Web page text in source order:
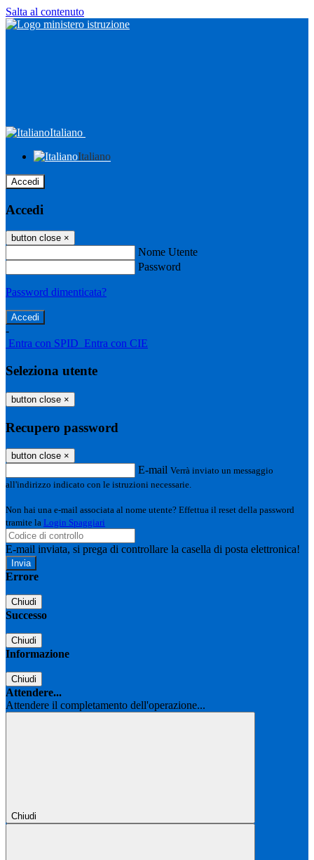
Salta al contenuto
Italiano
Italiano
Accedi
Accedi
button close ×
Nome Utente
Password
Password dimenticata?
-
Entra con SPID Entra con CIE
Seleziona utente
button close ×
Recupero password
button close ×
E-mail Verrà inviato un messaggio
all'indirizzo indicato con le istruzioni necessarie.
Non hai una e-mail associata al nome utente? Effettua il reset della password
tramite la Login Spaggiari
E-mail inviata, si prega di controllare la casella di posta elettronica!
Errore
Chiudi
Successo
Chiudi
Informazione
Chiudi
Attendere...
Attendere il completamento dell'operazione...
Chiudi